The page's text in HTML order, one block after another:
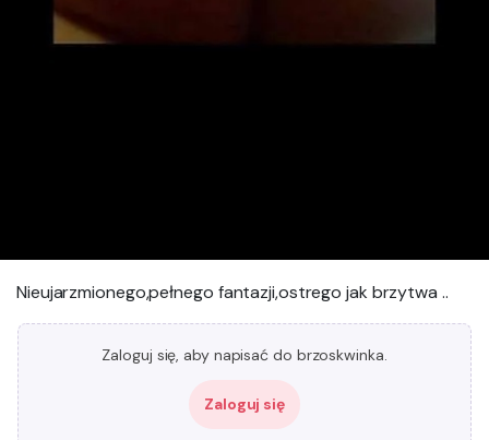
Nieujarzmionego,pełnego fantazji,ostrego jak brzytwa ..
Zaloguj się, aby napisać do brzoskwinka.
Zaloguj się